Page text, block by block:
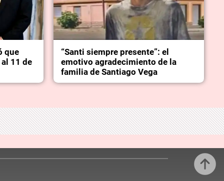
que
11 de
“Santi siempre presente”: el
emotivo agradecimiento de la
familia de Santiago Vega